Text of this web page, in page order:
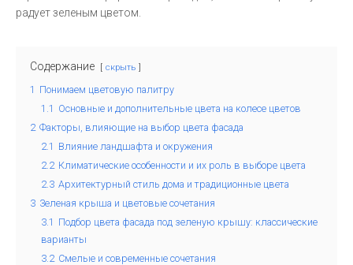
радует зеленым цветом.
Содержание скрыть
1 Понимаем цветовую палитру
1.1 Основные и дополнительные цвета на колесе цветов
2 Факторы, влияющие на выбор цвета фасада
2.1 Влияние ландшафта и окружения
2.2 Климатические особенности и их роль в выборе цвета
2.3 Архитектурный стиль дома и традиционные цвета
3 Зеленая крыша и цветовые сочетания
3.1 Подбор цвета фасада под зеленую крышу: классические
варианты
3.2 Смелые и современные сочетания